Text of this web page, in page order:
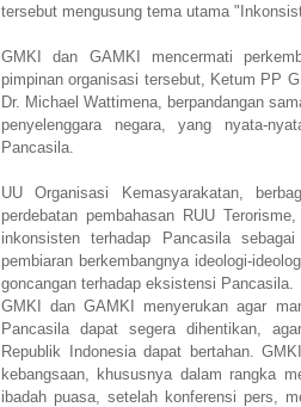
tersebut mengusung tema utama
GMKI dan GAMKI mencermati
pimpinan organisasi tersebut, Ketum PP
Dr. Michael Wattimena, berpandangan
penyelenggara negara, yang nyata-
Pancasila.
UU Organisasi Kemasyarakatan,
perdebatan pembahasan RUU
inkonsisten terhadap Pancasila
pembiaran berkembangnya ideologi-
goncangan terhadap eksistensi Pancasila.
GMKI dan GAMKI menyerukan agar
Pancasila dapat segera dihentikan,
Republik Indonesia dapat bertahan.
kebangsaan, khususnya dalam rangka
ibadah puasa, setelah konferensi pers,